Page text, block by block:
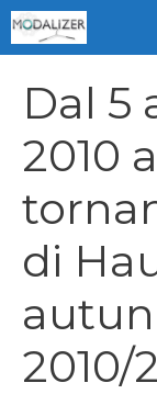
Vai
al
Dal 5
2010
di
2010/